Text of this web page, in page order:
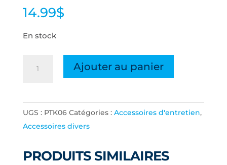
14.99$
En stock
DE
RECHARGE
POUR
Ajouter au panier
UGS : PTK06 Catégories : Accessoires d'entretien,
Accessoires divers
PRODUITS SIMILAIRES